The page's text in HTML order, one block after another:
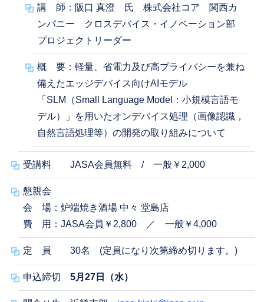
講 師：阪口 真澄 氏 株式会社コア 関西カ
ンパニー クロスデバイス・イノベーション部
プロジェクトリーダー
概 要：軽量、省電力及び高プライバシーを兼ね
備えたエッジデバイス向けAIモデル
「SLM（Small Language Model：小規模言語モ
デル）」を用いたオンデバイス処理（画像認識，
自然言語処理等）の開発の取り組みについて
受講料 JASA会員無料 / 一般￥2,000
懇親会
会 場：炉端焼き酒場 中々 堂島店
費 用：JASA会員￥2,800 ／ 一般￥4,000
定 員 30名 (定員になり次第締め切ります。)
申込締切 5月27日（水）